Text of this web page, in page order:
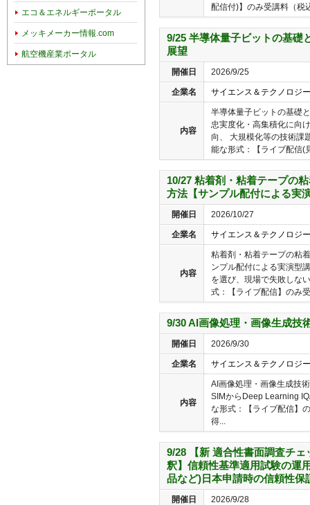
配信付)】のみ受講料（税
9/25 半導体量子ビットの基礎
展望
開催日 2026/9/25
企業名 サイエンス＆テクノロジ
内容
半導体量子ビットの基礎
忠実度化・高集積化に向
向、 大規模化等の技術課
能な形式：【ライブ配信(
10/27 粘着剤・粘着テープの
方法【サンプル配付による実
開催日 2026/10/27
企業名 サイエンス＆テクノロジ
内容
粘着剤・粘着テープの粘
ンプル配付による実演型
を選び、現場で失敗しな
式：【ライブ配信】のみ
9/30 AI画像処理・画像生成技
開催日 2026/9/30
企業名 サイエンス＆テクノロジ
内容
AI画像処理・画像生成技
SIMからDeep Learning
な形式：【ライブ配信】
得...
9/28 【新 適合性書面調査チ
釈】信頼性基準適用試験の運
品など)日本申請時の信頼性保
開催日 2026/9/28
エコ＆エネルギーポータル
メッキメーカー情報.com
航空機産業ポータル